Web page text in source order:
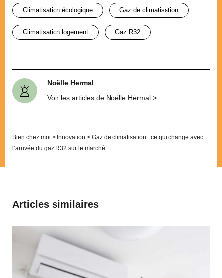
climatisation écologique gaz de climatisation
climatisation logement gaz R32
Noëlle Hermal
Voir les articles de Noëlle Hermal >
Bien chez moi > Innovation > Gaz de climatisation : ce qui change avec
l’arrivée du gaz R32 sur le marché
Articles similaires